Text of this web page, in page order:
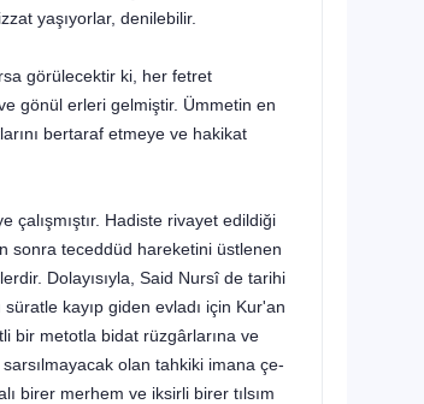
yaşıyorlar, deni­lebilir.
gö­rülecektir ki, her fetret
gönül erleri gelmiştir. Ümmetin en
bertaraf etmeye ve hakikat
çalış­mıştır. Hadiste rivayet edildiği
sonra teceddüd hareketini üstlenen
Dolayısıyla, Said Nursî de tarihi
ka­yıp giden evladı için Kur'an
bir metotla bidat rüzgârlarına ve
sarsılmayacak olan tahkiki imana çe­
birer mer­hem ve iksirli birer tılsım